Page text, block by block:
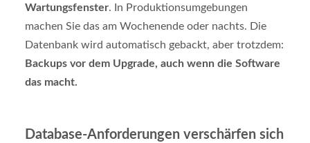
Wartungsfenster. In Produktionsumgebungen
machen Sie das am Wochenende oder nachts. Die
Datenbank wird automatisch gebackt, aber trotzdem:
Backups vor dem Upgrade, auch wenn die Software
das macht.
Database-Anforderungen verschärfen sich